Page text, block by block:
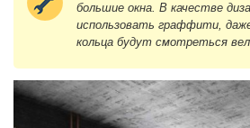
большие окна. В качестве
использовать граффити,
кольца будут смотреться